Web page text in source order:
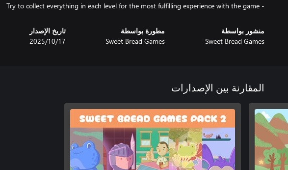
- Try to collect everything in each level for the most fulfilling experience with the game
منشور بواسطة
Sweet Bread Games
مطورة بواسطة
Sweet Bread Games
تاريخ الإصدار
17‏/10‏/2025
المقارنة بين الإصدارات